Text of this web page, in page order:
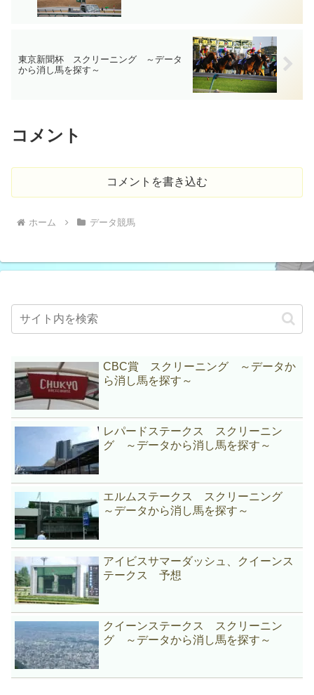
東京新聞杯 スクリーニング ～データ
から消し馬を探す～
コメント
コメントを書き込む
ホーム データ競馬
CBC賞 スクリーニング ～データか
ら消し馬を探す～
レパードステークス スクリーニン
グ ～データから消し馬を探す～
エルムステークス スクリーニング
～データから消し馬を探す～
アイビスサマーダッシュ、クイーンス
テークス 予想
クイーンステークス スクリーニン
グ ～データから消し馬を探す～